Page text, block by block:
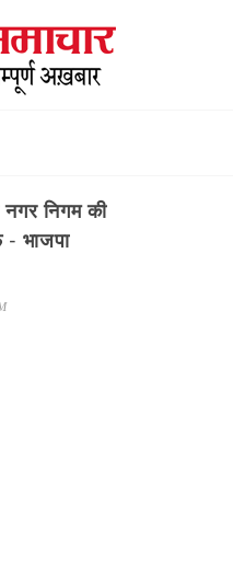
निगम की
- भाजपा